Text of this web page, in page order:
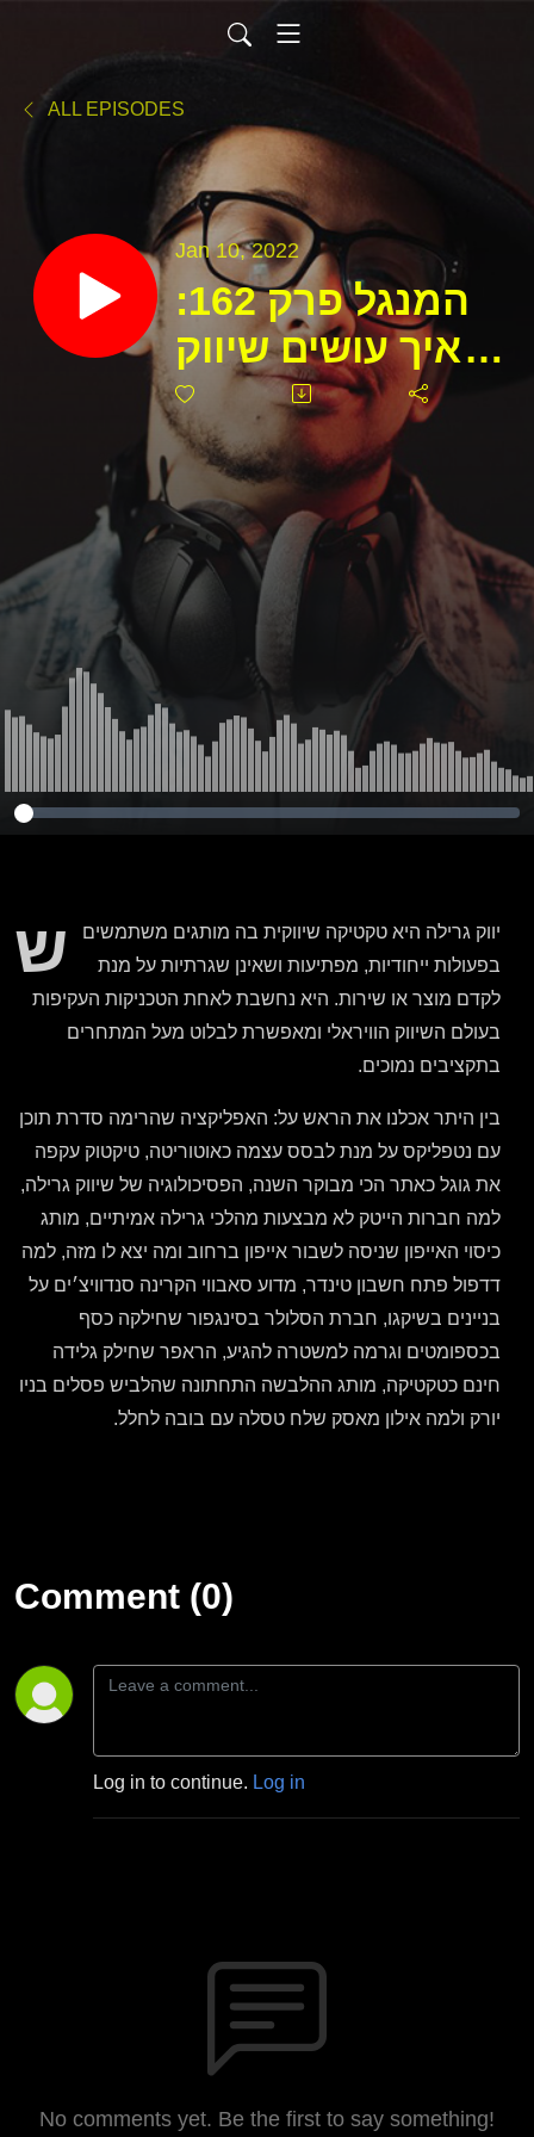
ALL EPISODES
Jan 10, 2022
המנגל פרק 162:
איך עושים שיווק
גרילה
ש
יווק גרילה היא טקטיקה שיווקית בה מותגים משתמשים
בפעולות ייחודיות, מפתיעות ושאינן שגרתיות על מנת
לקדם מוצר או שירות. היא נחשבת לאחת הטכניקות העקיפות
בעולם השיווק הוויראלי ומאפשרת לבלוט מעל המתחרים
בתקציבים נמוכים.
בין היתר אכלנו את הראש על: האפליקציה שהרימה סדרת תוכן
עם נטפליקס על מנת לבסס עצמה כאוטוריטה, טיקטוק עקפה
את גוגל כאתר הכי מבוקר השנה, הפסיכולוגיה של שיווק גרילה,
למה חברות הייטק לא מבצעות מהלכי גרילה אמיתיים, מותג
כיסוי האייפון שניסה לשבור אייפון ברחוב ומה יצא לו מזה, למה
דדפול פתח חשבון טינדר, מדוע סאבווי הקרינה סנדוויצ׳ים על
בניינים בשיקגו, חברת הסלולר בסינגפור שחילקה כסף
בכספומטים וגרמה למשטרה להגיע, הראפר שחילק גלידה
חינם כטקטיקה, מותג ההלבשה התחתונה שהלביש פסלים בניו
יורק ולמה אילון מאסק שלח טסלה עם בובה לחלל.
Comment (0)
Log in to continue. Log in
No comments yet. Be the first to say something!